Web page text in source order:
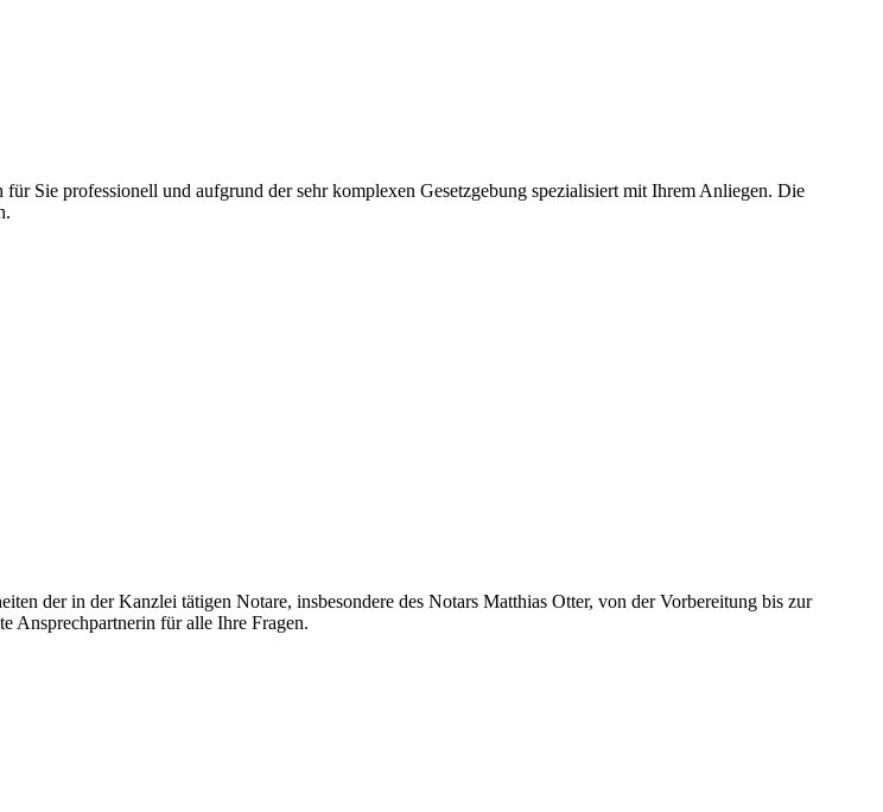
Sie professionell und aufgrund der sehr komplexen Gesetzgebung spezialisiert mit Ihrem Anliegen. Die
der in der Kanzlei tätigen Notare, insbesondere des Notars Matthias Otter, von der Vorbereitung bis zur
Ansprechpartnerin für alle Ihre Fragen.